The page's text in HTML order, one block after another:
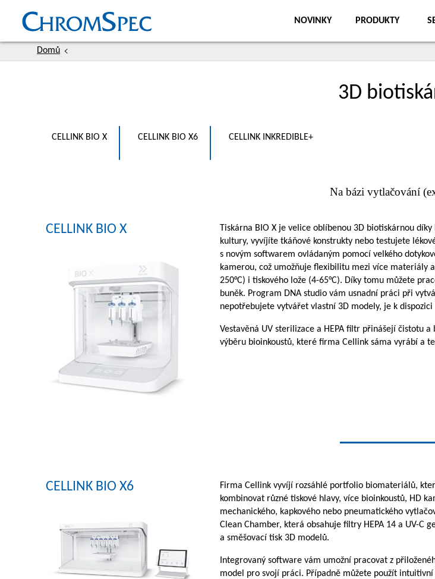
hlavnímu
navigace
NOVINKY PRODUKTY
Domů
3D
CELLINK BIO X CELLINK BIO X6 CELLINK INKREDIBLE+
Na bázi vytlačování
CELLINK BIO X
Tiskárna BIO X je velice oblíbenou 3D biotiskárnou
kultury, vyvíjíte tkáňové konstrukty nebo testujete
s novým softwarem ovládaným pomocí velkého
kamerou, což umožňuje flexibilitu mezi více materiály
250°C) i tiskového lože (4-65°C). Díky tomu můžete
buněk. Program DNA studio vám usnadní práci při
nepotřebujete vytvářet vlastní 3D modely, je k
Vestavěná UV sterilizace a HEPA filtr přinášejí čistotu
výběru bioinkoustů, které firma Cellink sáma vyrábí a
CELLINK BIO X6
Firma Cellink vyvíjí rozsáhlé portfolio biomateriálů,
kombinovat různé tiskové hlavy, více bioinkoustů, HD
mechanického, kapkového nebo pneumatického
Clean Chamber, která obsahuje filtry HEPA 14 a UV-C
a směšovací tisk 3D modelů.
Integrovaný software vám umožní pracovat z
model pro svojí práci. Případně můžete použít